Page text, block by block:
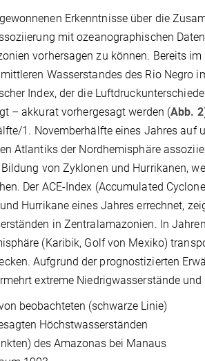
Erkenntnisse über die
mit ozeanographischen
vorhersagen zu können. Bereits
Wasserstandes des Rio Negro
Index, der die
– akkurat vorhergesagt werden (Abb. 2
1. Novemberhälfte eines Jahres auf
Atlantiks der Nordhemisphäre
von Zyklonen und Hurrikanen,
Der ACE-Index (Accumulated
Hurrikane eines Jahres errechnet,
in Zentralamazonien. In
(Karibik, Golf von Mexiko)
Aufgrund der prognostizierten
extreme Niedrigwasserstände